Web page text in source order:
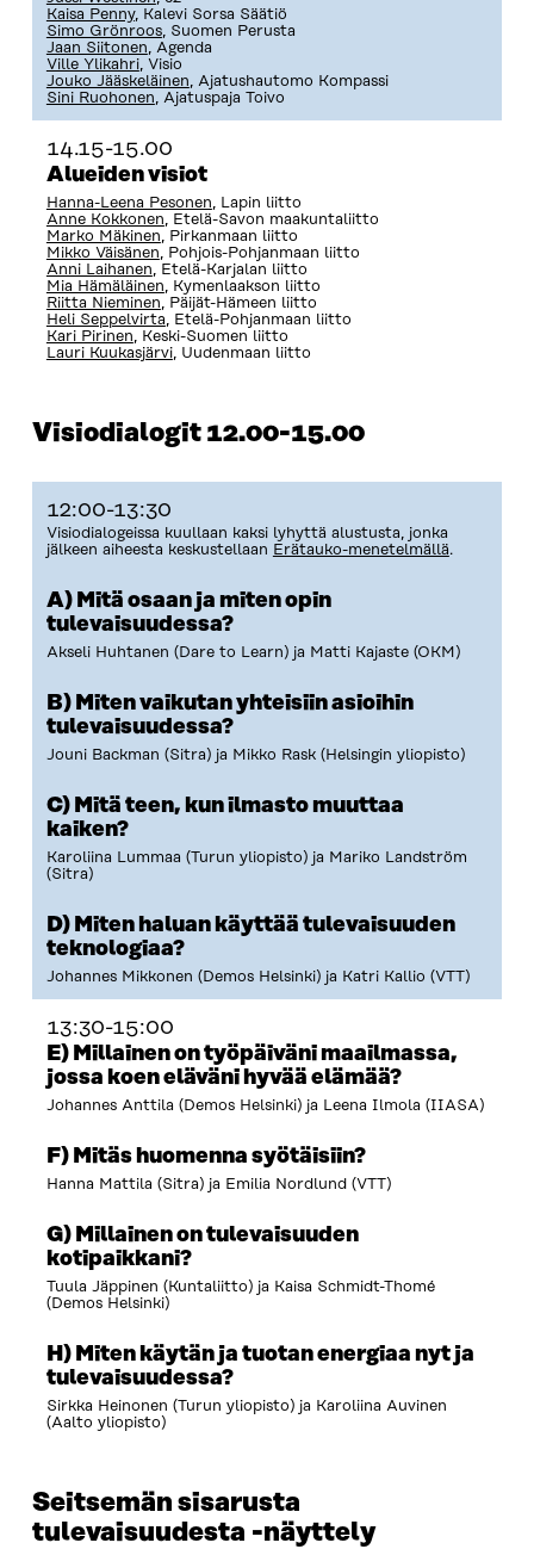
Kaisa Penny, Kalevi Sorsa Säätiö
Simo Grönroos, Suomen Perusta
Jaan Siitonen , Agenda
Ville Ylikahri, Visio
Jouko Jääskeläinen , Ajatushautomo Kompassi
Sini Ruohonen , Ajatuspaja Toivo
14.15-15.00
Alueiden visiot
Hanna-Leena Pesonen , Lapin liitto
Anne Kokkonen , Etelä-Savon maakuntaliitto
Marko Mäkinen , Pirkanmaan liitto
Mikko Väisänen , Pohjois-Pohjanmaan liitto
Anni Laihanen , Etelä-Karjalan liitto
Mia Hämäläinen , Kymenlaakson liitto
Riitta Nieminen , Päijät-Hämeen liitto
Heli Seppelvirta , Etelä-Pohjanmaan liitto
Kari Pirinen , Keski-Suomen liitto
Lauri Kuukasjärvi, Uudenmaan liitto
Visiodialogit 12.00-15.00
12:00-13:30
Visiodialogeissa kuullaan kaksi lyhyttä alustusta, jonka
jälkeen aiheesta keskustellaan Erätauko-menetelmällä.
A) Mitä osaan ja miten opin
tulevaisuudessa?
Akseli Huhtanen (Dare to Learn) ja Matti Kajaste (OKM)
B) Miten vaikutan yhteisiin asioihin
tulevaisuudessa?
Jouni Backman (Sitra) ja Mikko Rask (Helsingin yliopisto)
C) Mitä teen, kun ilmasto muuttaa
kaiken?
Karoliina Lummaa (Turun yliopisto) ja Mariko Landström
(Sitra)
D) Miten haluan käyttää tulevaisuuden
teknologiaa?
Johannes Mikkonen (Demos Helsinki) ja Katri Kallio (VTT)
13:30-15:00
E) Millainen on työpäiväni maailmassa,
jossa koen eläväni hyvää elämää?
Johannes Anttila (Demos Helsinki) ja Leena Ilmola (IIASA)
F) Mitäs huomenna syötäisiin?
Hanna Mattila (Sitra) ja Emilia Nordlund (VTT)
G) Millainen on tulevaisuuden
kotipaikkani?
Tuula Jäppinen (Kuntaliitto) ja Kaisa Schmidt-Thomé
(Demos Helsinki)
H) Miten käytän ja tuotan energiaa nyt ja
tulevaisuudessa?
Sirkka Heinonen (Turun yliopisto) ja Karoliina Auvinen
(Aalto yliopisto)
Seitsemän sisarusta
tulevaisuudesta -näyttely